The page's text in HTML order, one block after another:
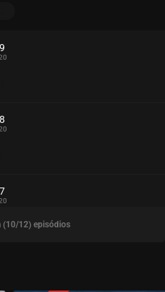
(10/12) episódios